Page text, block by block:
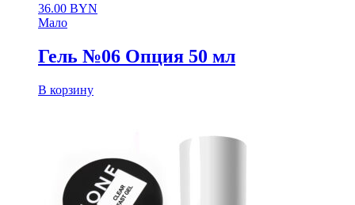
36.00 BYN
Мало
Гель №06 Опция 50 мл
В корзину